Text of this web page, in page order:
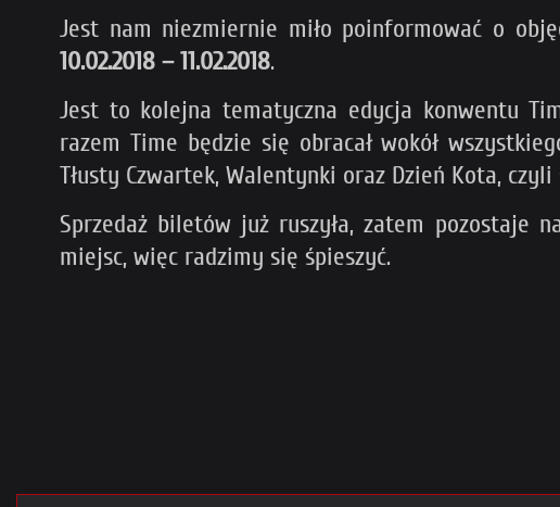
Jest nam niezmiernie miło poinformować o
10.02.2018 – 11.02.2018.
Jest to kolejna tematyczna edycja konwentu
razem Time będzie się obracał wokół
Tłusty Czwartek, Walentynki oraz Dzień Kota,
Sprzedaż biletów już ruszyła, zatem pozostaje
miejsc, więc radzimy się śpieszyć.